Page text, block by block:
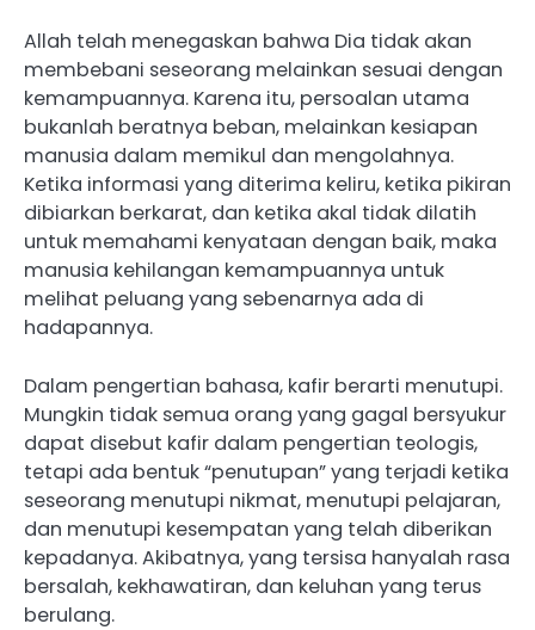
Allah telah menegaskan bahwa Dia tidak akan
membebani seseorang melainkan sesuai dengan
kemampuannya. Karena itu, persoalan utama
bukanlah beratnya beban, melainkan kesiapan
manusia dalam memikul dan mengolahnya.
Ketika informasi yang diterima keliru, ketika pikiran
dibiarkan berkarat, dan ketika akal tidak dilatih
untuk memahami kenyataan dengan baik, maka
manusia kehilangan kemampuannya untuk
melihat peluang yang sebenarnya ada di
hadapannya.
Dalam pengertian bahasa, kafir berarti menutupi.
Mungkin tidak semua orang yang gagal bersyukur
dapat disebut kafir dalam pengertian teologis,
tetapi ada bentuk “penutupan” yang terjadi ketika
seseorang menutupi nikmat, menutupi pelajaran,
dan menutupi kesempatan yang telah diberikan
kepadanya. Akibatnya, yang tersisa hanyalah rasa
bersalah, kekhawatiran, dan keluhan yang terus
berulang.